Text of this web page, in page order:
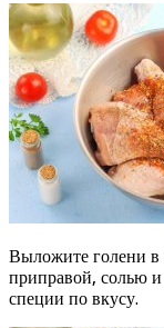
Выложите голени в
приправой, солью
специи по вкусу.